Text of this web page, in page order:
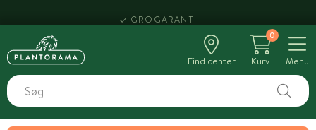
Find center
0
Kurv
Menu